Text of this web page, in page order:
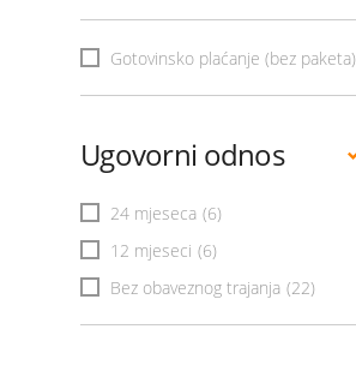
Gotovinsko plaćanje (bez paketa)
Ugovorni odnos
24 mjeseca (6)
12 mjeseci (6)
Bez obaveznog trajanja (22)